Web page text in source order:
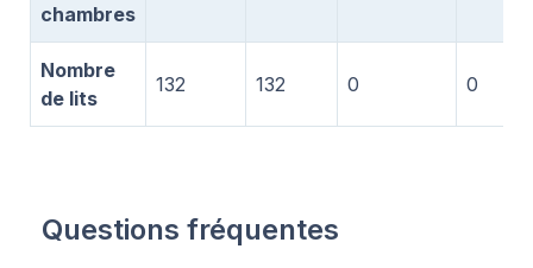
chambres
Nombre
de lits
132 132 0 0
Questions fréquentes